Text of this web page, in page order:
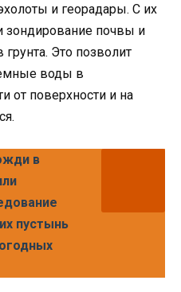
и георадары. С их
почвы и
Это позволит
воды в
от поверхности и на
в
пустынь